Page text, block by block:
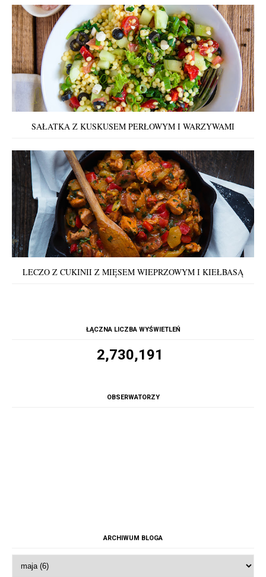
SAŁATKA Z KUSKUSEM PERŁOWYM I WARZYWAMI
LECZO Z CUKINII Z MIĘSEM WIEPRZOWYM I KIEŁBASĄ
ŁĄCZNA LICZBA WYŚWIETLEŃ
2,730,191
OBSERWATORZY
ARCHIWUM BLOGA